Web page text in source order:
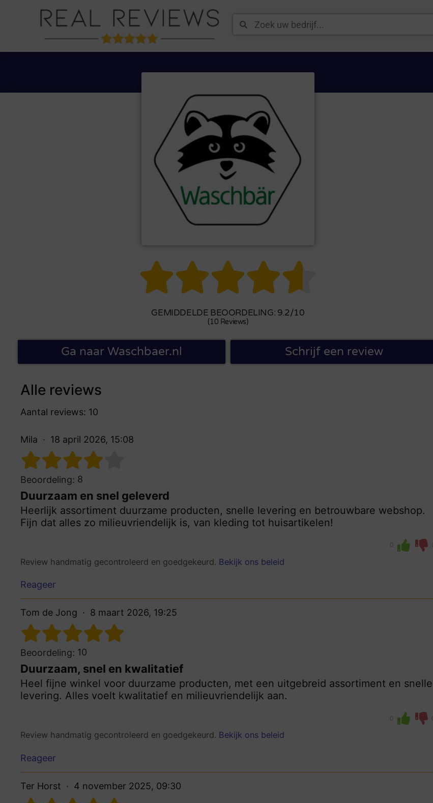

GEMIDDELDE BEOORDELING: 9.2/10
(10 Reviews)
Ga naar Waschbaer.nl Schrijf een review
Alle reviews
Aantal reviews: 10
Mila 18 april 2026, 15:08
Beoordeling: 8
Duurzaam en snel geleverd
Heerlijk assortiment duurzame producten, snelle levering en betrouwbare webshop.
Fijn dat alles zo milieuvriendelijk is, van kleding tot huisartikelen!
0 0
Review handmatig gecontroleerd en goedgekeurd. Bekijk ons beleid
Reageer
Tom de Jong 8 maart 2026, 19:25
Beoordeling: 10
Duurzaam, snel en kwalitatief
Heel fijne winkel voor duurzame producten, met een uitgebreid assortiment en snelle
levering. Alles voelt kwalitatief en milieuvriendelijk aan.
0 0
Review handmatig gecontroleerd en goedgekeurd. Bekijk ons beleid
Reageer
Ter Horst 4 november 2025, 09:30